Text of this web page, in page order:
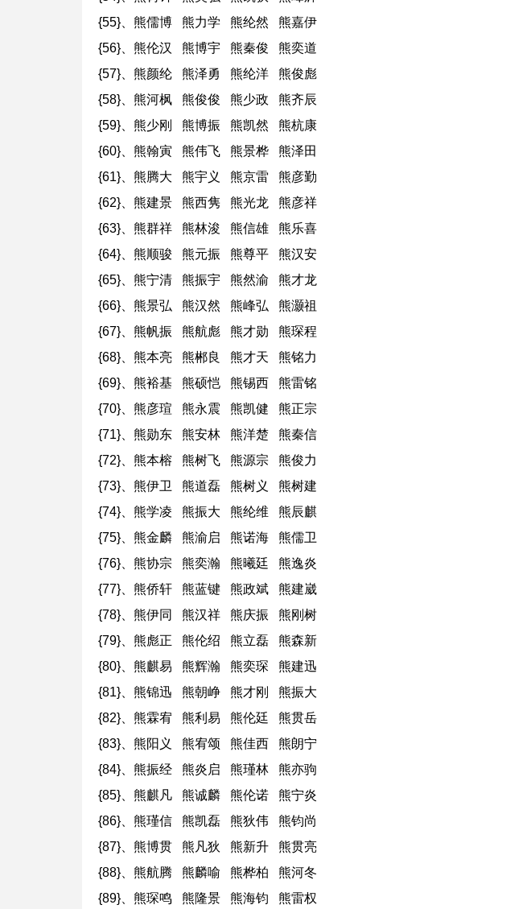
{55}、熊儒博 熊力学 熊纶然 熊嘉伊
{56}、熊伦汉 熊博宇 熊秦俊 熊奕道
{57}、熊颜纶 熊泽勇 熊纶洋 熊俊彪
{58}、熊河枫 熊俊俊 熊少政 熊齐辰
{59}、熊少刚 熊博振 熊凯然 熊杭康
{60}、熊翰寅 熊伟飞 熊景桦 熊泽田
{61}、熊腾大 熊宇义 熊京雷 熊彦勤
{62}、熊建景 熊西隽 熊光龙 熊彦祥
{63}、熊群祥 熊林浚 熊信雄 熊乐喜
{64}、熊顺骏 熊元振 熊尊平 熊汉安
{65}、熊宁清 熊振宇 熊然渝 熊才龙
{66}、熊景弘 熊汉然 熊峰弘 熊灏祖
{67}、熊帆振 熊航彪 熊才勋 熊琛程
{68}、熊本亮 熊郴良 熊才天 熊铭力
{69}、熊裕基 熊硕恺 熊锡西 熊雷铭
{70}、熊彦瑄 熊永震 熊凯健 熊正宗
{71}、熊勋东 熊安林 熊洋楚 熊秦信
{72}、熊本榕 熊树飞 熊源宗 熊俊力
{73}、熊伊卫 熊道磊 熊树义 熊树建
{74}、熊学凌 熊振大 熊纶维 熊辰麒
{75}、熊金麟 熊渝启 熊诺海 熊儒卫
{76}、熊协宗 熊奕瀚 熊曦廷 熊逸炎
{77}、熊侨轩 熊蓝键 熊政斌 熊建崴
{78}、熊伊同 熊汉祥 熊庆振 熊刚树
{79}、熊彪正 熊伦绍 熊立磊 熊森新
{80}、熊麒易 熊辉瀚 熊奕琛 熊建迅
{81}、熊锦迅 熊朝峥 熊才刚 熊振大
{82}、熊霖宥 熊利易 熊伦廷 熊贯岳
{83}、熊阳义 熊宥颂 熊佳西 熊朗宁
{84}、熊振经 熊炎启 熊瑾林 熊亦驹
{85}、熊麒凡 熊诚麟 熊伦诺 熊宁炎
{86}、熊瑾信 熊凯磊 熊狄伟 熊钧尚
{87}、熊博贯 熊凡狄 熊新升 熊贯亮
{88}、熊航腾 熊麟喻 熊桦柏 熊河冬
{89}、熊琛鸣 熊隆景 熊海钧 熊雷权